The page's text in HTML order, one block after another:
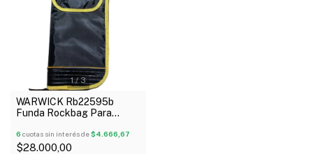
1/3
WARWICK Rb22595b
Funda Rockbag Para
Internas
6 cuotas sin interés de$4.666,67
$28.000,00